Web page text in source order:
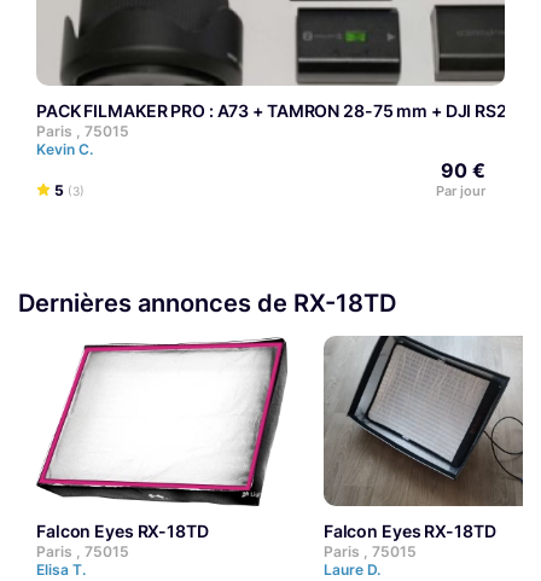
PACK FILMAKER PRO : A73 + TAMRON 28-75 mm + DJI RS2
Paris , 75015
Kevin C.
5 (3)
90 €
Par jour
Dernières annonces de RX-18TD
Falcon Eyes RX-18TD
Paris , 75015
Elisa T.
Falcon Eyes RX-18TD
Paris , 75015
Laure D.